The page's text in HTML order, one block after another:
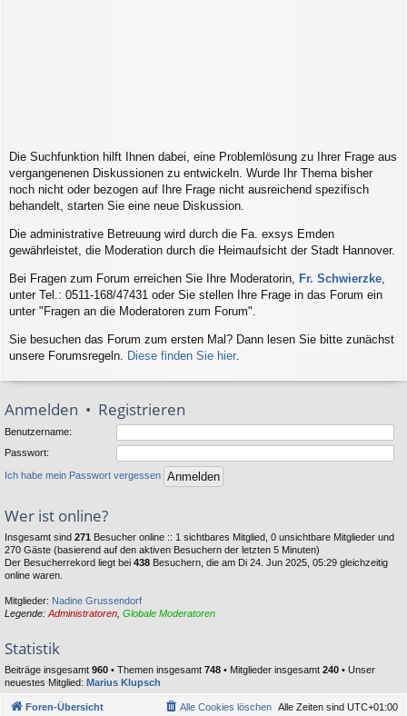
Die Suchfunktion hilft Ihnen dabei, eine Problemlösung zu Ihrer Frage aus
vergangenenen Diskussionen zu entwickeln. Wurde Ihr Thema bisher
noch nicht oder bezogen auf Ihre Frage nicht ausreichend spezifisch
behandelt, starten Sie eine neue Diskussion.
Die administrative Betreuung wird durch die Fa. exsys Emden
gewährleistet, die Moderation durch die Heimaufsicht der Stadt Hannover.
Bei Fragen zum Forum erreichen Sie Ihre Moderatorin, Fr. Schwierzke
unter Tel.: 0511-168/47431 oder Sie stellen Ihre Frage in das Forum ein
unter "Fragen an die Moderatoren zum Forum".
Sie besuchen das Forum zum ersten Mal? Dann lesen Sie bitte zunächst
unsere Forumsregeln.
Diese finden Sie hier
Anmelden • Registrieren
Benutzername:
Passwort:
Ich habe mein Passwort vergessen
Wer ist online?
Insgesamt sind 271 Besucher online :: 1 sichtbares Mitglied, 0 unsichtbare Mitglieder und
270 Gäste (basierend auf den aktiven Besuchern der letzten 5 Minuten)
Der Besucherrekord liegt bei 438 Besuchern, die am Di 24. Jun 2025, 05:29 gleichzeitig
online waren.
Mitglieder: Nadine Grussendorf
Legende: Administratoren Globale Moderatoren
Statistik
Beiträge insgesamt 960 • Themen insgesamt 748 • Mitglieder insgesamt 240 • Unser
neuestes Mitglied: Marius Klupsch
Foren-Übersicht Alle Zeiten sind UTC+01:00
Alle Cookies löschen